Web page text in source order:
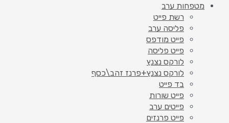
מטפחות ערב
רשת פייט
פליסה ערב
פייט מודפס
פייט פליסה
לורקס נצנץ
לורקס נצנץ+פרנז זהב\כסף
בד פייט
פייט שורות
פייטים ערב
פייט פרנזים